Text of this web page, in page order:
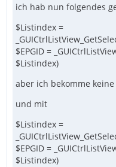
ich hab nun folgendes
$Listindex =
$EPGID =
$Listindex)
aber ich bekomme
und mit
$Listindex =
$EPGID =
$Listindex)